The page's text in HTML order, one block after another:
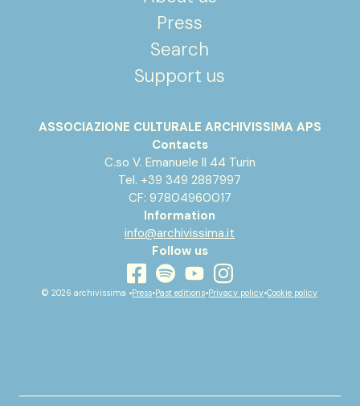
Press
Search
Support us
ASSOCIAZIONE CULTURALE ARCHIVISSIMA APS
Contacts
C.so V. Emanuele II 44 Turin
Tel. +39 349 2887997
CF: 97804960017
Information
info@archivissima.it
Follow us
facebook
spotifyyoutubeinstagram
© 2026 archivissima •Press•Past editions•Privacy policy•Cookie policy